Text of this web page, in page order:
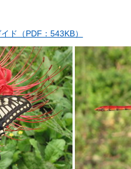
ド（PDF：543KB）